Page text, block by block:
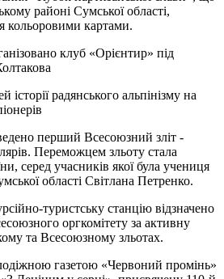
районі Сумської області,
кольоровими картами.
клуб «Орієнтир» під
історії радянського альпінізму на
перший Всесоюзний зліт -
Переможцем зльоту стала
серед учасників якої була учениця
області Світлана Петренко.
туристську станцію відзначено
оргкомітету за активну
та Всесоюзному зльотах.
газетою «Червоний промінь»